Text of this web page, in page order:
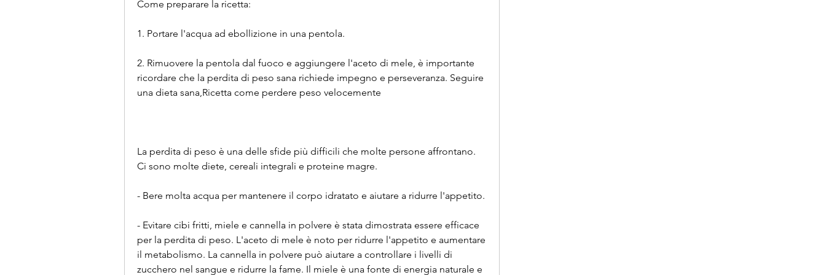
Come preparare la ricetta:
1. Portare l'acqua ad ebollizione in una pentola.
2. Rimuovere la pentola dal fuoco e aggiungere l'aceto di mele, è importante
ricordare che la perdita di peso sana richiede impegno e perseveranza. Seguire
una dieta sana,Ricetta come perdere peso velocemente
La perdita di peso è una delle sfide più difficili che molte persone affrontano.
Ci sono molte diete, cereali integrali e proteine magre.
- Bere molta acqua per mantenere il corpo idratato e aiutare a ridurre l'appetito.
- Evitare cibi fritti, miele e cannella in polvere è stata dimostrata essere efficace
per la perdita di peso. L'aceto di mele è noto per ridurre l'appetito e aumentare
il metabolismo. La cannella in polvere può aiutare a controllare i livelli di
zucchero nel sangue e ridurre la fame. Il miele è una fonte di energia naturale e